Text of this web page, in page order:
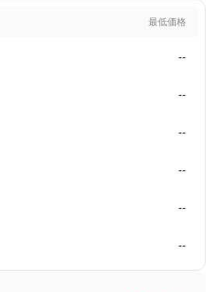
最低価格
--
--
--
--
--
--